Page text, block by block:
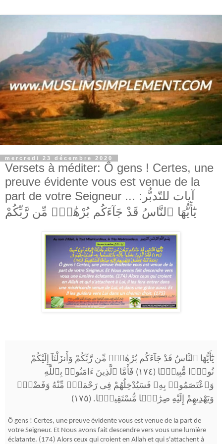
mercredi 23 décembre 2020
Versets à méditer: Ô gens ! Certes, une
preuve évidente vous est venue de la
part de votre Seigneur ... آيات للتّدبُّر:
يَٰٓأَيُّهَا ٱلنَّاسُ قَدْ جَآءَكُم بُرْهَٰنٌۭ مِّن رَّبِّكُمْ
يَٰٓأَيُّهَا ٱلنَّاسُ قَدْ جَآءَكُم بُرْهَٰنٌۭ مِّن رَّبِّكُمْ وَأَنزَلْنَآ إِلَيْكُمْ
نُورًۭا مُّبِينًۭا (١٧٤)
فَأَمَّا ٱلَّذِينَ ءَامَنُوا۟ بِٱللَّهِ
وَٱعْتَصَمُوا۟ بِهِۦ فَسَيُدْخِلُهُمْ فِى رَحْمَةٍۢ مِّنْهُ وَفَضْلٍۢ
وَيَهْدِيهِمْ إِلَيْهِ صِرَٰطًۭا مُّسْتَقِيمًۭا. (١٧٥)
Ô gens ! Certes, une preuve évidente vous est venue de la part de
votre Seigneur. Et Nous avons fait descendre vers vous une lumière
éclatante. (174) Alors ceux qui croient en Allah et qui s'attachent à